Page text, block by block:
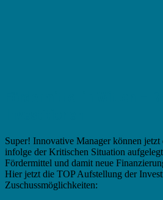
Super! Innovative Manager können
infolge der Kritischen Situation
Fördermittel und damit neue
Hier jetzt die TOP Aufstellung der
Zuschussmöglichkeiten: